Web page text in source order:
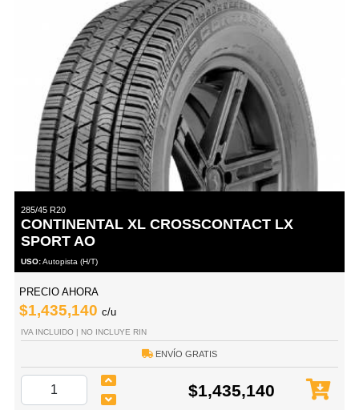
285/45 R20
CONTINENTAL XL CROSSCONTACT LX
SPORT AO
USO:Autopista (H/T)
PRECIO AHORA
$1,435,140 c/u
IVA INCLUIDO | NO INCLUYE RIN
ENVÍO GRATIS
$1,435,140